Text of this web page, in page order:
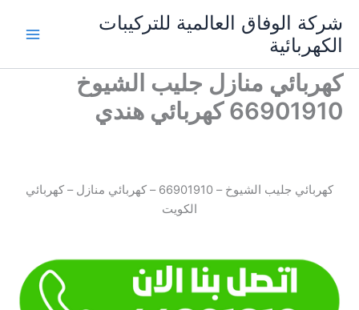
المحتوى
شركة الوفاق العالمية للتركيبات
الكهربائية
كهربائي منازل جليب الشيوخ
66901910 كهربائي هندي
كهربائي جليب الشيوخ – 66901910 – كهربائي منازل – كهربائي
الكويت